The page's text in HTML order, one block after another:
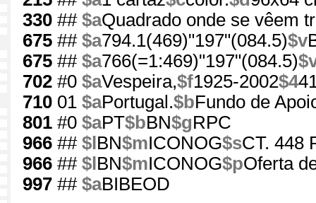
330 ## $aQuadrado onde se vêem
675 ## $a794.1(469)"197"(084.5)$v
675 ## $a766(=1:469)"197"(084.5)
702 #0 $aVespeira,$f1925-2002$4
710 01 $aPortugal.$bFundo de
801 #0 $aPT$bBN$gRPC
966 ## $l BN$mICONOG$sCT. 448
966 ## $l BN$mICONOG$pOferta
997 ## $aBIBEOD